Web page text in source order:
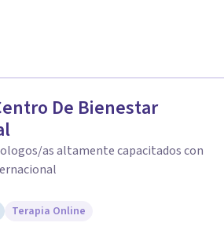
que están preparados para brindarte la
De Bienestar
as altamente capacitados con
Terapia Online